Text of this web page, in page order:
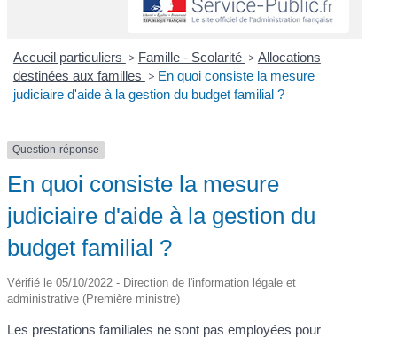
Accueil particuliers > Famille - Scolarité > Allocations
destinées aux familles > En quoi consiste la mesure
judiciaire d'aide à la gestion du budget familial ?
Question-réponse
En quoi consiste la mesure
judiciaire d'aide à la gestion du
budget familial ?
Vérifié le 05/10/2022 - Direction de l'information légale et
administrative (Première ministre)
Les prestations familiales ne sont pas employées pour